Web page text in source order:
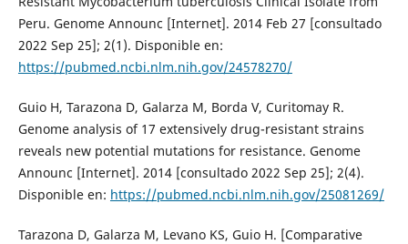
Peru. Genome Announc [Internet]. 2014 Feb 27 [consultado
2022 Sep 25]; 2(1). Disponible en:
https://pubmed.ncbi.nlm.nih.gov/24578270/
Guio H, Tarazona D, Galarza M, Borda V, Curitomay R.
Genome analysis of 17 extensively drug-resistant strains
reveals new potential mutations for resistance. Genome
Announc [Internet]. 2014 [consultado 2022 Sep 25]; 2(4).
Disponible en: https://pubmed.ncbi.nlm.nih.gov/25081269/
Tarazona D, Galarza M, Levano KS, Guio H. [Comparative